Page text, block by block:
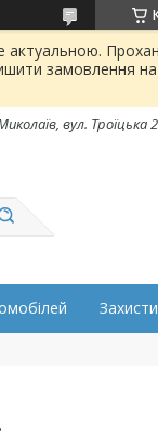
актуальною.
замовлення
вул. Троїцька